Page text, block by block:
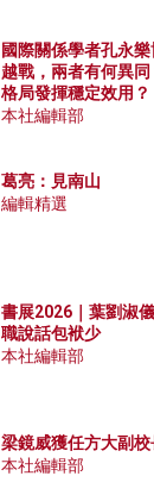
國際關係學者孔永
越戰，兩者有何異
格局發揮穩定效用？
本社編輯部
葛亮：見南山
編輯精選
書展2026｜葉劉淑
職說話包袱少
本社編輯部
梁鏡威獲任方大副
本社編輯部